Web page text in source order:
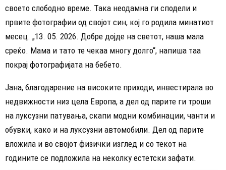
своето слободно време. Така неодамна ги сподели и
првите фотографии од својот син, кој го родила минатиот
месец. „13. 05. 2026. Добре дојде на светот, наша мала
среќо. Мама и тато те чекаа многу долго“, напиша таа
покрај фотографијата на бебето.
Јана, благодарение на високите приходи, инвестирала во
недвижности низ цела Европа, а дел од парите ги троши
на луксузни патувања, скапи модни комбинации, чанти и
обувки, како и на луксузни автомобили. Дел од парите
вложила и во својот физички изглед и со текот на
годините се подложила на неколку естетски зафати.